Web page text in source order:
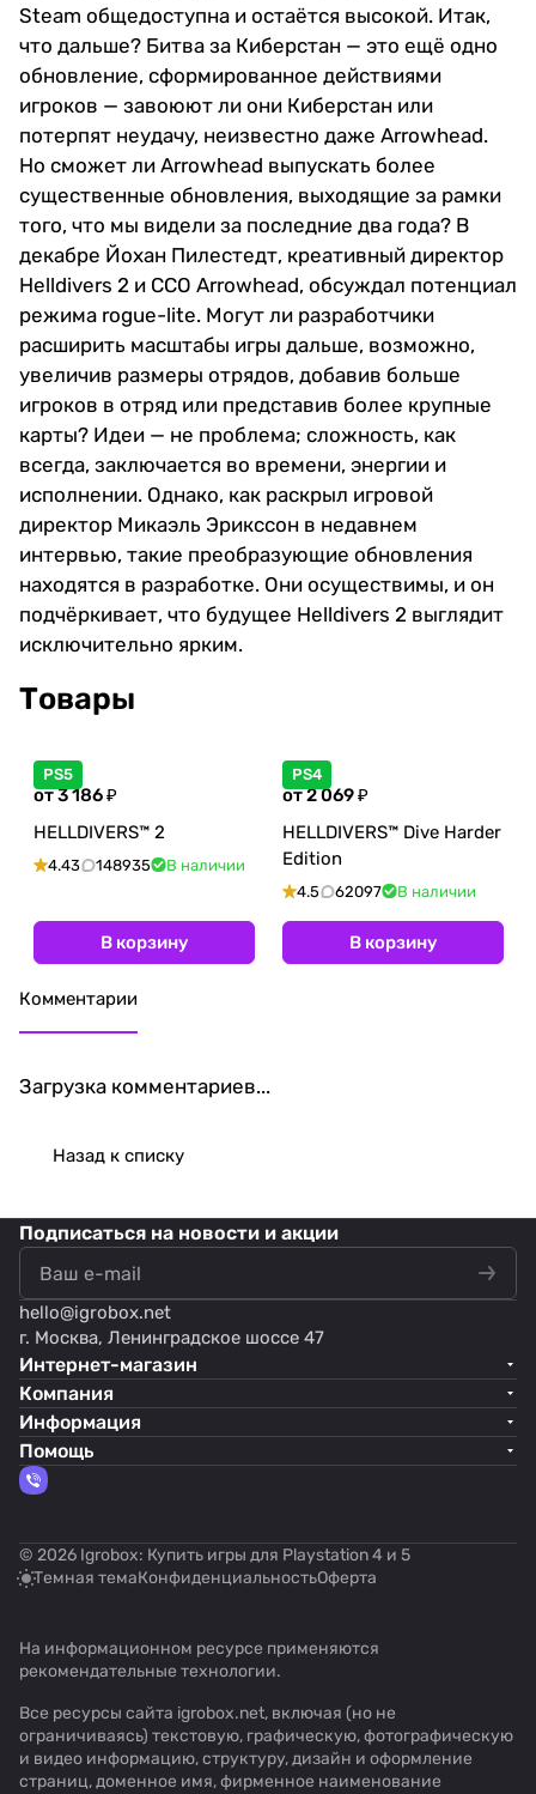
Steam общедоступна и остаётся высокой. Итак,
что дальше? Битва за Киберстан — это ещё одно
обновление, сформированное действиями
игроков — завоюют ли они Киберстан или
потерпят неудачу, неизвестно даже Arrowhead.
Но сможет ли Arrowhead выпускать более
существенные обновления, выходящие за рамки
того, что мы видели за последние два года? В
декабре Йохан Пилестедт, креативный директор
Helldivers 2 и CCO Arrowhead, обсуждал потенциал
режима rogue-lite. Могут ли разработчики
расширить масштабы игры дальше, возможно,
увеличив размеры отрядов, добавив больше
игроков в отряд или представив более крупные
карты? Идеи — не проблема; сложность, как
всегда, заключается во времени, энергии и
исполнении. Однако, как раскрыл игровой
директор Микаэль Эрикссон в недавнем
интервью, такие преобразующие обновления
находятся в разработке. Они осуществимы, и он
подчёркивает, что будущее Helldivers 2 выглядит
исключительно ярким.
Товары
PS5
от 3 186 ₽
HELLDIVERS™ 2
4.43 148935 В наличии
В корзину
PS4
от 2 069 ₽
HELLDIVERS™ Dive Harder
Edition
4.5 62097 В наличии
В корзину
Комментарии
Загрузка комментариев...
Назад к списку
Подписаться на новости и акции
hello@igrobox.net
г. Москва, Ленинградское шоссе 47
Интернет-магазин
Компания
Информация
Помощь
© 2026 Igrobox: Купить игры для Playstation 4 и 5
Темная темаКонфиденциальностьОферта
На информационном ресурсе применяются
рекомендательные технологии.
Все ресурсы сайта igrobox.net, включая (но не
ограничиваясь) текстовую, графическую, фотографическую
и видео информацию, структуру, дизайн и оформление
страниц, доменное имя, фирменное наименование